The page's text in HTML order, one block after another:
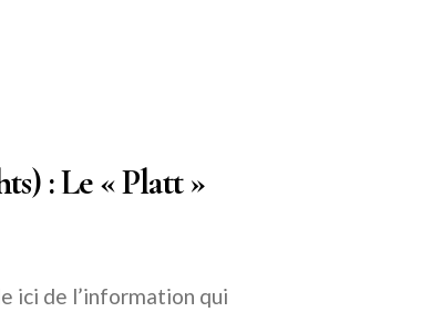
: Le « Platt »
ici de l’information qui